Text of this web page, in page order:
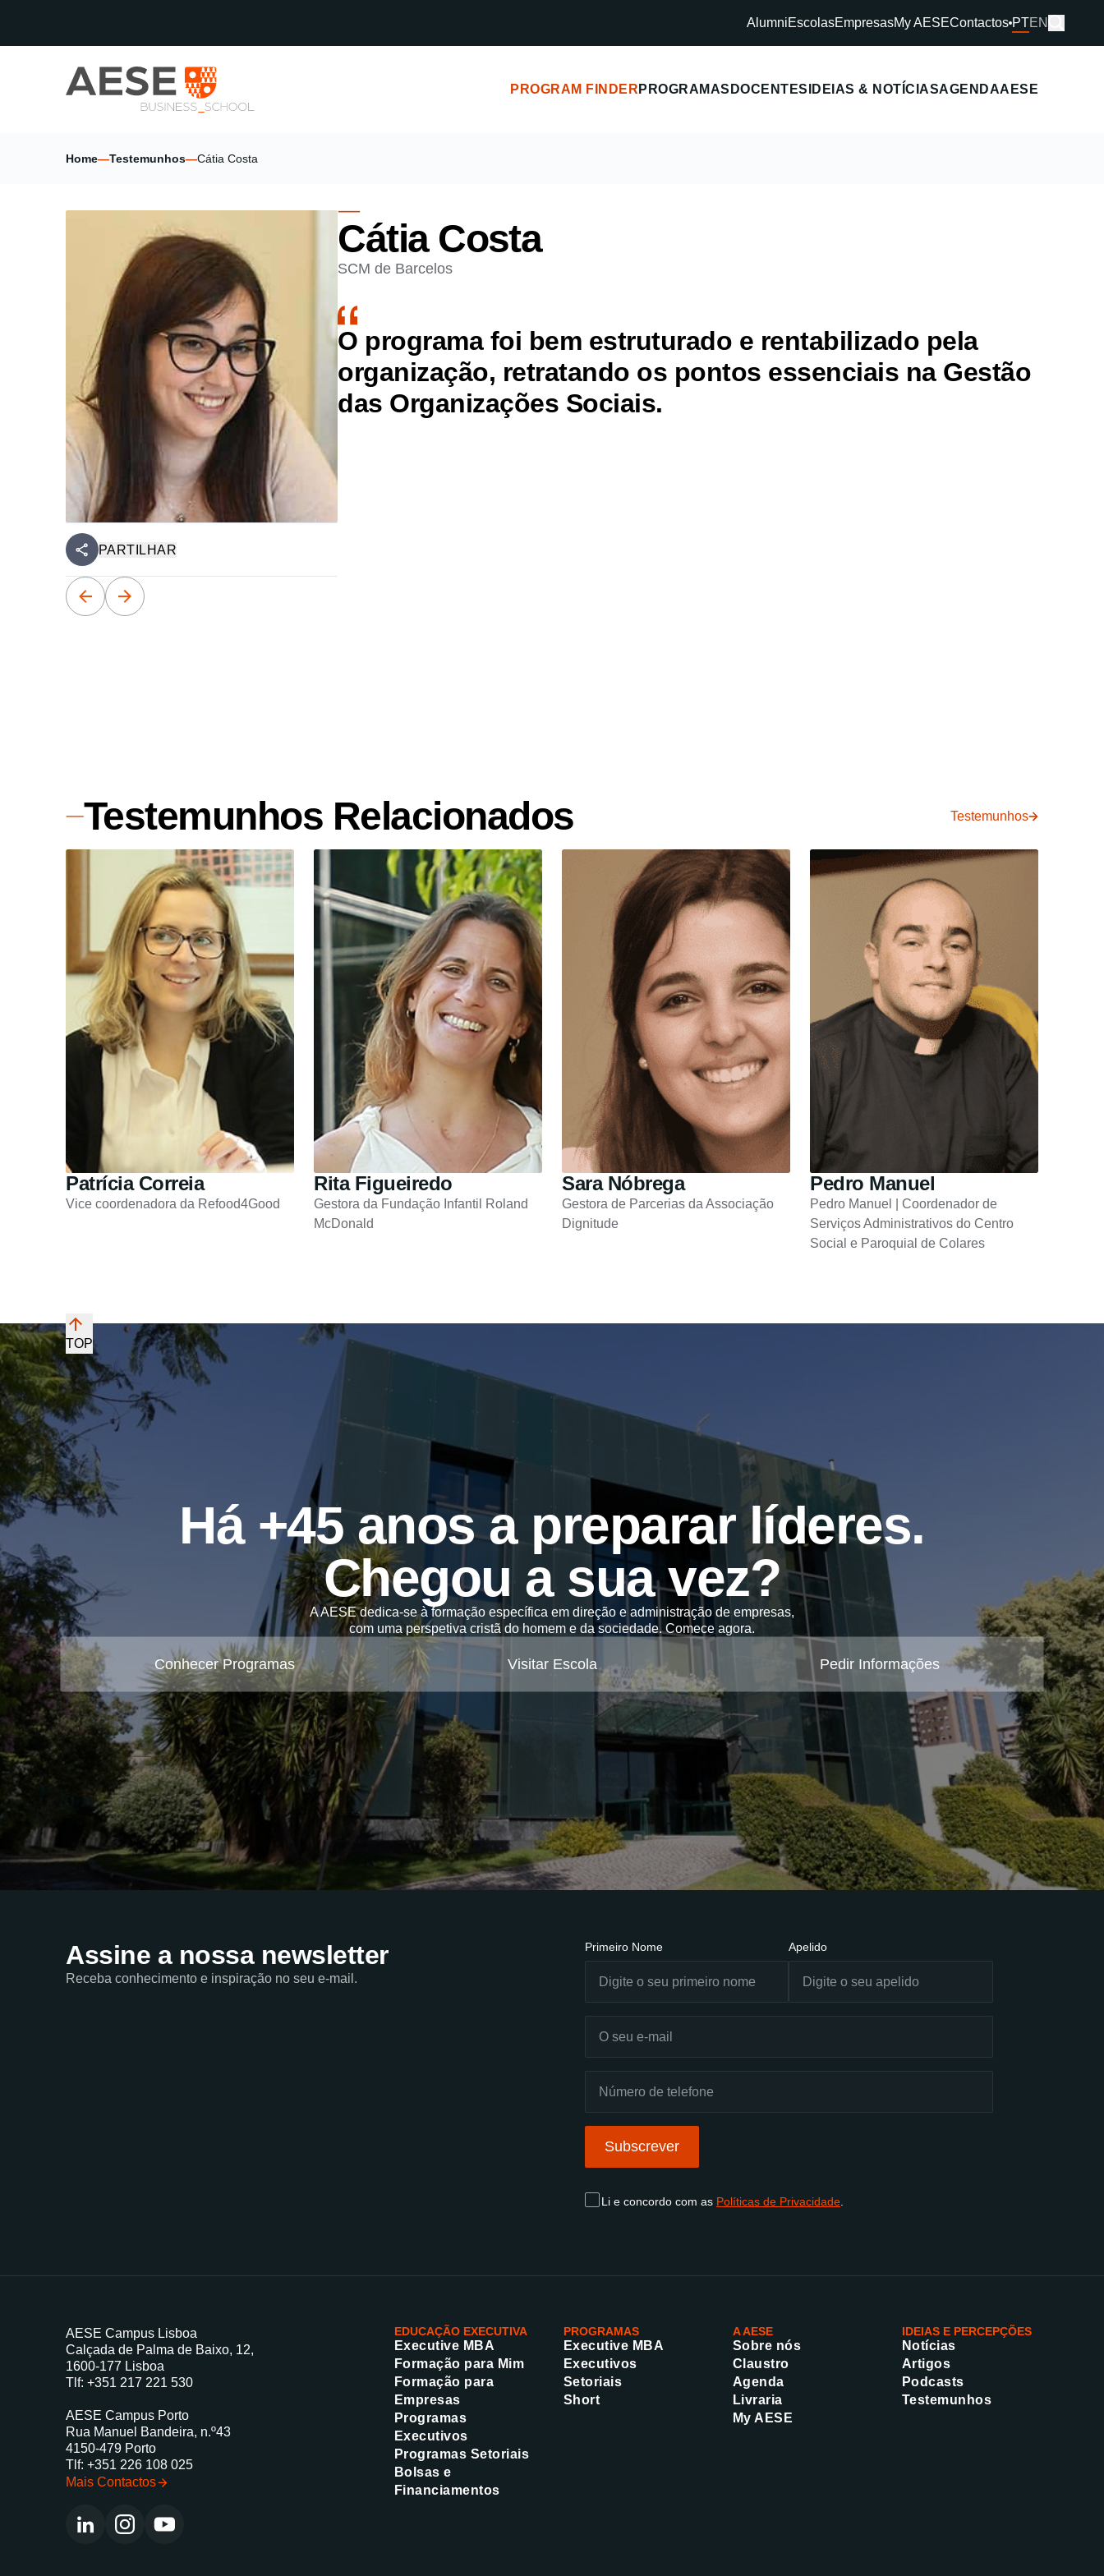
AlumniEscolasEmpresasMy AESEContactos PTEN
PROGRAM FINDER PROGRAMAS DOCENTES IDEIAS & NOTÍCIASAGENDAAESE
Home—Testemunhos—Cátia Costa
PARTILHAR
Cátia Costa
SCM de Barcelos
O programa foi bem estruturado e rentabilizado pela
organização, retratando os pontos essenciais na Gestão
das Organizações Sociais.
Testemunhos Relacionados Testemunhos
Patrícia Correia
Vice coordenadora da Refood4Good
Rita Figueiredo
Gestora da Fundação Infantil Roland
McDonald
Sara Nóbrega
Gestora de Parcerias da Associação
Dignitude
Pedro Manuel
Pedro Manuel | Coordenador de
Serviços Administrativos do Centro
Social e Paroquial de Colares
TOP
Há +45 anos a preparar líderes.
Chegou a sua vez?
A AESE dedica-se à formação específica em direção e administração de empresas,
com uma perspetiva cristã do homem e da sociedade. Comece agora.
Conhecer Programas Visitar Escola Pedir Informações
Assine a nossa newsletter
Receba conhecimento e inspiração no seu e-mail.
Primeiro Nome Apelido
Subscrever
Li e concordo com as Políticas de Privacidade
AESE Campus Lisboa
Calçada de Palma de Baixo, 12,
1600-177 Lisboa
Tlf: +351 217 221 530
AESE Campus Porto
Rua Manuel Bandeira, n.º43
4150-479 Porto
Tlf: +351 226 108 025
Mais Contactos
EDUCAÇÃO EXECUTIVA
Executive MBA
Formação para Mim
Formação para
Empresas
Programas
Executivos
Programas Setoriais
Bolsas e
Financiamentos
PROGRAMAS
Executive MBA
Executivos
Setoriais
Short
A AESE
Sobre nós
Claustro
Agenda
Livraria
My AESE
IDEIAS E PERCEPÇÕES
Notícias
Artigos
Podcasts
Testemunhos